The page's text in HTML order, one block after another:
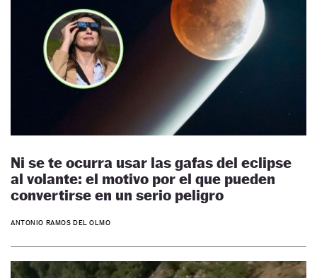
Ni se te ocurra usar las gafas del eclipse
al volante: el motivo por el que pueden
convertirse en un serio peligro
ANTONIO RAMOS DEL OLMO